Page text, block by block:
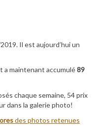
Il est aujourd’hui un
a maintenant accumulé89
chaque semaine, 54 prix
dans la galerie photo!
des photos retenues